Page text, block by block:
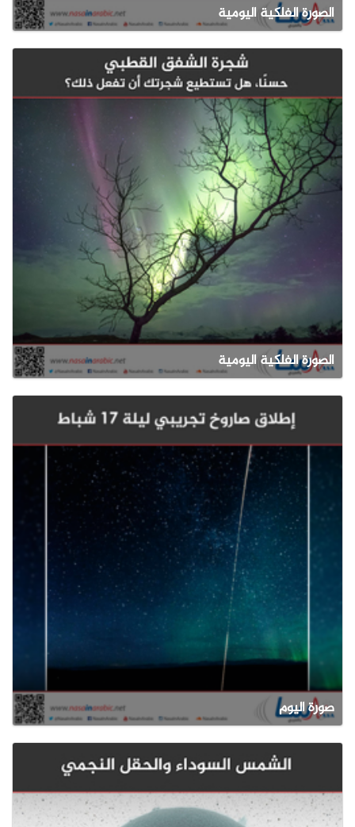
الصورة الفلكية اليومية
الصورة الفلكية اليومية
صورة اليوم